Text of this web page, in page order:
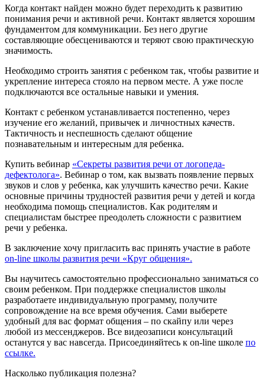
Когда контакт найден можно будет переходить к развитию
понимания речи и активной речи. Контакт является хорошим
фундаментом для коммуникации. Без него другие
составляющие обесцениваются и теряют свою практическую
значимость.
Необходимо строить занятия с ребенком так, чтобы развитие и
укрепление интереса стояло на первом месте. А уже после
подключаются все остальные навыки и умения.
Контакт с ребенком устанавливается постепенно, через
изучение его желаний, привычек и личностных качеств.
Тактичность и неспешность сделают общение
познавательным и интересным для ребенка.
Купить вебинар «Секреты развития речи от логопеда-
дефектолога». Вебинар о том, как вызвать появление первых
звуков и слов у ребенка, как улучшить качество речи. Какие
основные причины трудностей развития речи у детей и когда
необходима помощь специалистов. Как родителям и
специалистам быстрее преодолеть сложности с развитием
речи у ребенка.
В заключение хочу пригласить вас принять участие в работе
on-line школы развития речи «Круг общения».
Вы научитесь самостоятельно профессионально заниматься со
своим ребенком. При поддержке специалистов школы
разработаете индивидуальную программу, получите
сопровождение на все время обучения. Сами выберете
удобный для вас формат общения – по скайпу или через
любой из мессенджеров. Все видеозаписи консультаций
останутся у вас навсегда. Присоединяйтесь к on-line школе по
ссылке.
Насколько публикация полезна?